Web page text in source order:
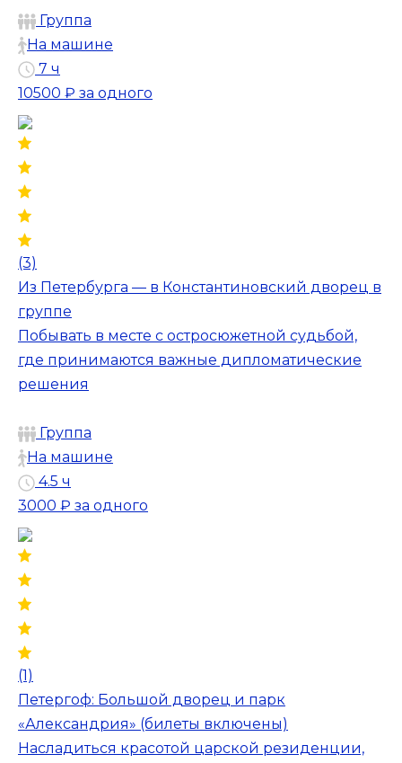
Группа
На машине
7 ч
10500 ₽ за одного
(3)
Из Петербурга — в Константиновский дворец в
группе
Побывать в месте с остросюжетной судьбой,
где принимаются важные дипломатические
решения
Группа
На машине
4.5 ч
3000 ₽ за одного
(1)
Петергоф: Большой дворец и парк
«Александрия» (билеты включены)
Насладиться красотой царской резиденции,